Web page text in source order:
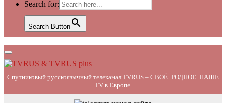
Search for:
Search Button
Primary
Menu
Спутниковый русскоязычный телеканал TVRUS – СВОЁ. РОДНОЕ. НАШЕ
TV в Европе.